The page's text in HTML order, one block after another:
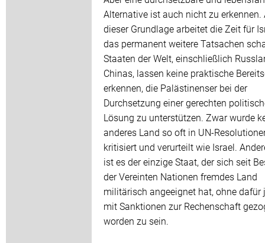
Alternative ist auch nicht zu erkennen.
dieser Grundlage arbeitet die Zeit für
das permanent weitere Tatsachen
Staaten der Welt, einschließlich
Chinas, lassen keine praktische
erkennen, die Palästinenser bei der
Durchsetzung einer gerechten
Lösung zu unterstützen. Zwar wurde
anderes Land so oft in UN-
kritisiert und verurteilt wie Israel.
ist es der einzige Staat, der sich seit
der Vereinten Nationen fremdes Land
militärisch angeeignet hat, ohne dafür
mit Sanktionen zur Rechenschaft
worden zu sein.